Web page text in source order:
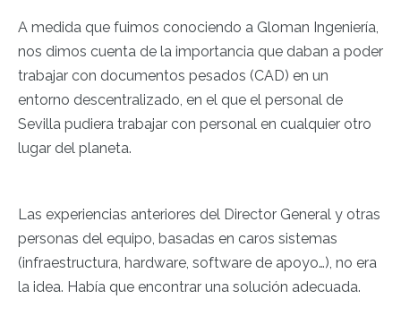
A medida que fuimos conociendo a Gloman Ingeniería,
nos dimos cuenta de la importancia que daban a poder
trabajar con documentos pesados (CAD) en un
entorno descentralizado, en el que el personal de
Sevilla pudiera trabajar con personal en cualquier otro
lugar del planeta.
Las experiencias anteriores del Director General y otras
personas del equipo, basadas en caros sistemas
(infraestructura, hardware, software de apoyo…), no era
la idea. Había que encontrar una solución adecuada.